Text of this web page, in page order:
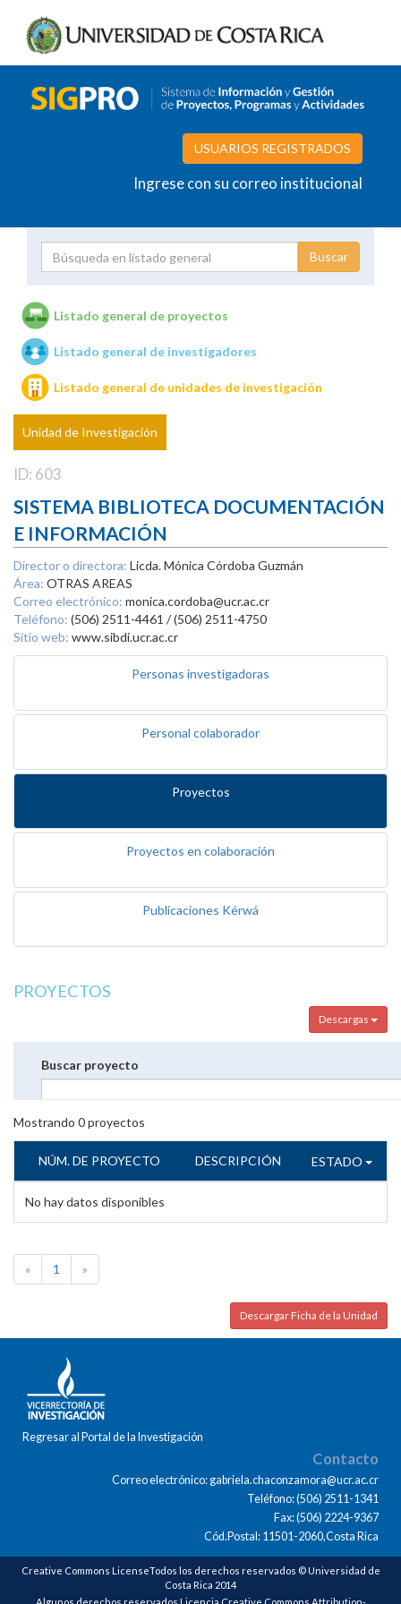
USUARIOS REGISTRADOS
Ingrese con su correo institucional
Unidades de investigación
Listado general de proyectos
Listado general de investigadores
Listado general de unidades de investigación
Unidad de Investigación
ID: 603
SISTEMA BIBLIOTECA DOCUMENTACIÓN
E INFORMACIÓN
Director o directora: Licda. Mónica Córdoba Guzmán
Área: OTRAS AREAS
Correo electrónico: monica.cordoba@ucr.ac.cr
Teléfono: (506) 2511-4461 / (506) 2511-4750
Sitio web: www.sibdi.ucr.ac.cr
Personas investigadoras
Personal colaborador
Proyectos
Proyectos en colaboración
Publicaciones Kérwá
PROYECTOS
Descargas
Buscar proyecto
Mostrando 0proyectos
NÚM. DE PROYECTO DESCRIPCIÓN ESTADO
No hay datos disponibles
« 1 »
Descargar Ficha de la Unidad
Regresar al Portal de la Investigación
Contacto
Correo electrónico: gabriela.chaconzamora@ucr.ac.cr
Teléfono: (506) 2511-1341
Fax: (506) 2224-9367
Cód.Postal: 11501-2060,Costa Rica
Creative Commons LicenseTodos los derechos reservados © Universidad de
Costa Rica 2014